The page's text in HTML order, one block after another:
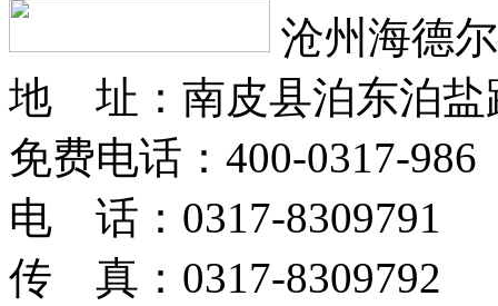
沧州海德
地 址：南皮县泊东泊盐
免费电话：400-0317-986
电 话：0317-8309791
传 真：0317-8309792